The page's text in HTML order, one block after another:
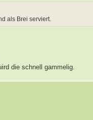
als Brei serviert.
die schnell gammelig.